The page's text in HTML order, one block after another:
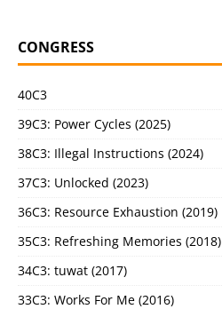
CONGRESS
40C3
39C3: Power Cycles (2025)
38C3: Illegal Instructions (2024)
37C3: Unlocked (2023)
36C3: Resource Exhaustion (2019)
35C3: Refreshing Memories (2018)
34C3: tuwat (2017)
33C3: Works For Me (2016)